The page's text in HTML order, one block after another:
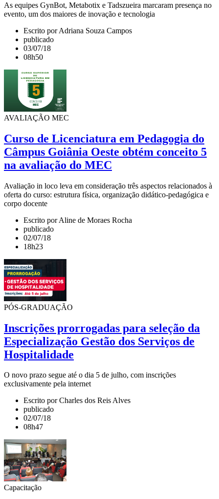
As equipes GynBot, Metabotix e Tadszueira marcaram presença no
evento, um dos maiores de inovação e tecnologia
Escrito por Adriana Souza Campos
publicado
03/07/18
08h50
AVALIAÇÃO MEC
Curso de Licenciatura em Pedagogia do
Câmpus Goiânia Oeste obtém conceito 5
na avaliação do MEC
Avaliação in loco leva em consideração três aspectos relacionados à
oferta do curso: estrutura física, organização didático-pedagógica e
corpo docente
Escrito por Aline de Moraes Rocha
publicado
02/07/18
18h23
PÓS-GRADUAÇÃO
Inscrições prorrogadas para seleção da
Especialização Gestão dos Serviços de
Hospitalidade
O novo prazo segue até o dia 5 de julho, com inscrições
exclusivamente pela internet
Escrito por Charles dos Reis Alves
publicado
02/07/18
08h47
Capacitação